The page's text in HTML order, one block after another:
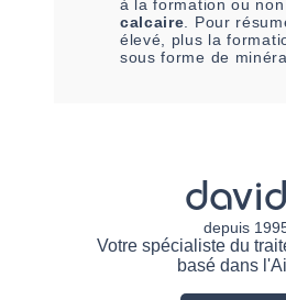
à la formation ou
calcaire . Pour
élevé, plus la
sous forme de
depuis
Votre spécialiste du
basé dans